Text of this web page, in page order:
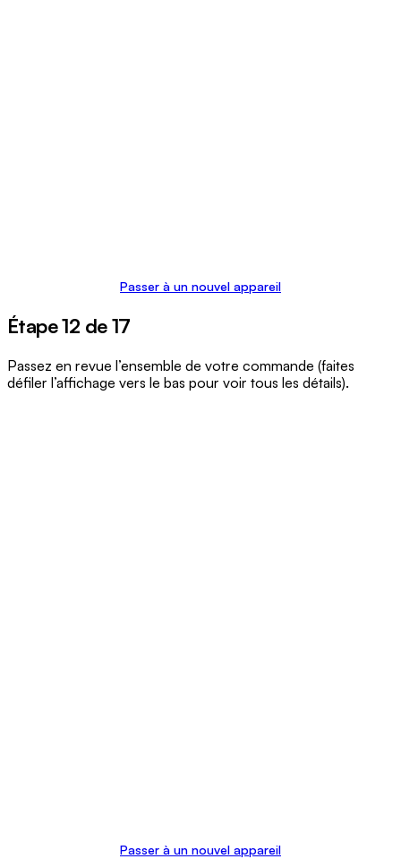
Passer à un nouvel appareil
Étape 12 de 17
Passez en revue l’ensemble de votre commande (faites
défiler l’affichage vers le bas pour voir tous les détails).
Passer à un nouvel appareil